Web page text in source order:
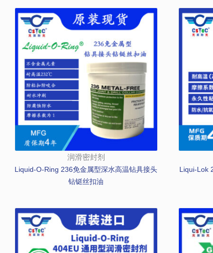
润滑密封剂
Liquid-O-Ring 236免金属型深水高温钻具接头
钻铤丝扣油
Liqui-Lok